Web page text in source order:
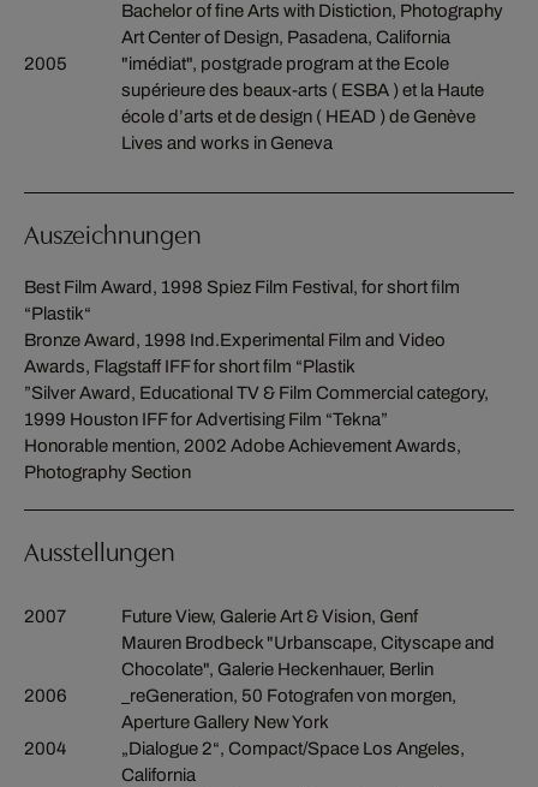
Bachelor of fine Arts with Distiction, Photography
Art Center of Design, Pasadena, California
2005
"imédiat", postgrade program at the Ecole
supérieure des beaux-arts ( ESBA ) et la Haute
école d’arts et de design ( HEAD ) de Genève
Lives and works in Geneva
Auszeichnungen
Best Film Award, 1998 Spiez Film Festival, for short film
“Plastik“
Bronze Award, 1998 Ind.Experimental Film and Video
Awards, Flagstaff IFF for short film “Plastik
”Silver Award, Educational TV & Film Commercial category,
1999 Houston IFF for Advertising Film “Tekna”
Honorable mention, 2002 Adobe Achievement Awards,
Photography Section
Ausstellungen
2007
Future View, Galerie Art & Vision, Genf
Mauren Brodbeck "Urbanscape, Cityscape and
Chocolate", Galerie Heckenhauer, Berlin
2006
_reGeneration, 50 Fotografen von morgen,
Aperture Gallery New York
2004
„Dialogue 2“, Compact/Space Los Angeles,
California